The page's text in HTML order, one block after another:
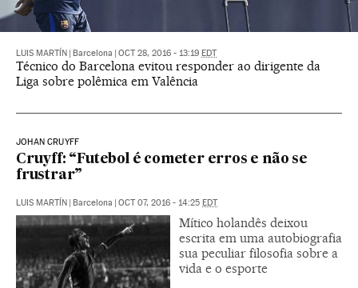
LUIS MARTÍN Barcelona OCT 28, 2016 - 13:19 EDT
Técnico do Barcelona evitou responder ao dirigente da
Liga sobre polêmica em Valência
JOHAN CRUYFF
Cruyff: “Futebol é cometer erros e não se
frustrar”
LUIS MARTÍN Barcelona OCT 07, 2016 - 14:25 EDT
Mítico holandês deixou
escrita em uma autobiografia
sua peculiar filosofia sobre a
vida e o esporte